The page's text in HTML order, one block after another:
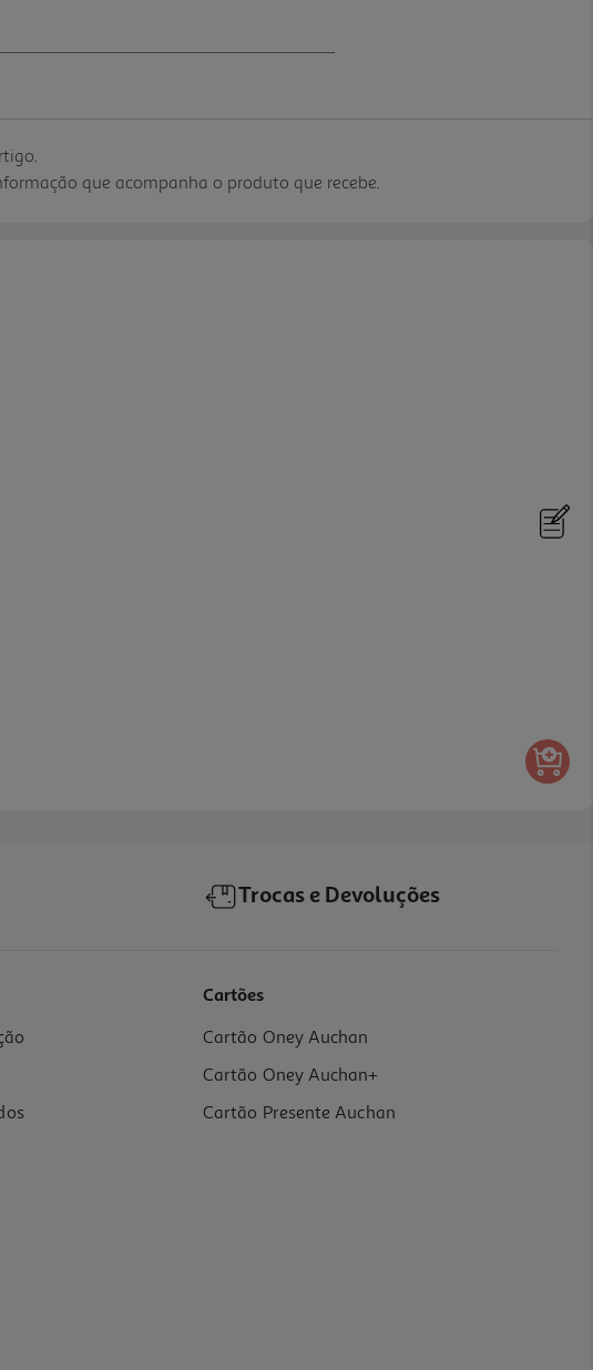
que acompanha o produto que recebe.
Trocas e Devoluções
Cartões
Cartão Oney Auchan
Cartão Oney Auchan+
Cartão Presente Auchan